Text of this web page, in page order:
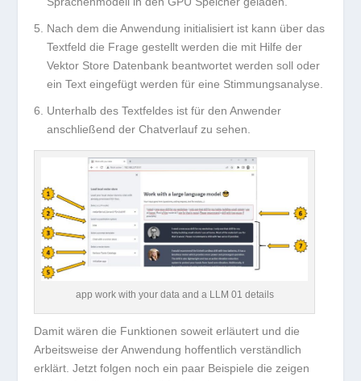
Nach dem die Anwendung initialisiert ist kann über das
Textfeld die Frage gestellt werden die mit Hilfe der
Vektor Store Datenbank beantwortet werden soll oder
ein Text eingefügt werden für eine Stimmungsanalyse.
Unterhalb des Textfeldes ist für den Anwender
anschließend der Chatverlauf zu sehen.
app work with your data and a LLM 01 details
Damit wären die Funktionen soweit erläutert und die
Arbeitsweise der Anwendung hoffentlich verständlich
erklärt. Jetzt folgen noch ein paar Beispiele die zeigen